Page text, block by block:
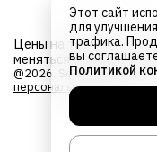
Этот сайт
для
трафика. Продолжая использование,
вы
Цены на товары не
меняться в
@2026. Server ICT. Все
персональных данных